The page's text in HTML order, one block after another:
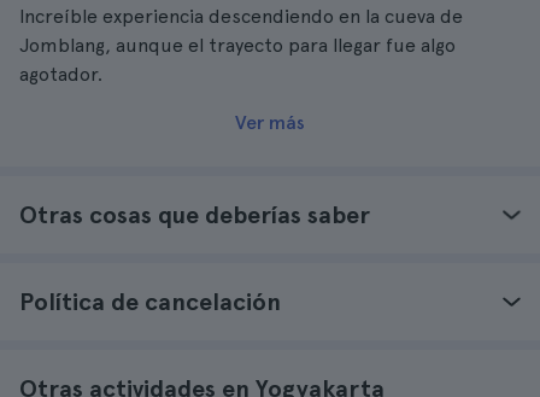
Increíble experiencia descendiendo en la cueva de
Jomblang, aunque el trayecto para llegar fue algo
agotador.
Ver más
Otras cosas que deberías saber
Política de cancelación
Otras actividades en Yogyakarta